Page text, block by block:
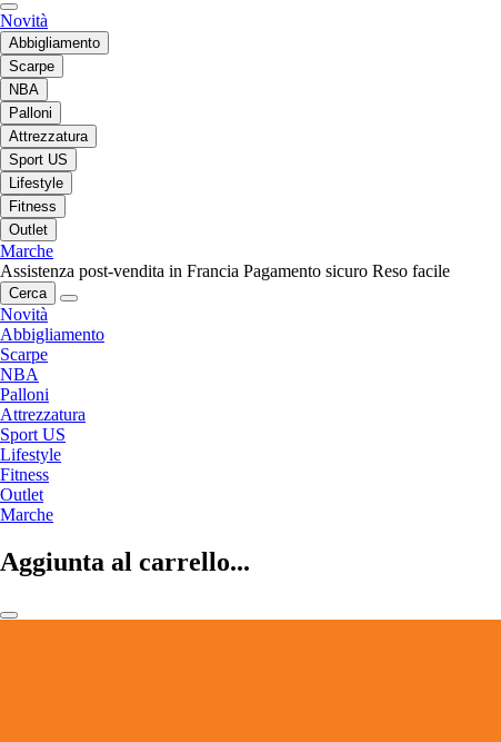
Novità
Abbigliamento
Scarpe
NBA
Palloni
Attrezzatura
Sport US
Lifestyle
Fitness
Outlet
Marche
Assistenza post-vendita in Francia Pagamento sicuro Reso facile
Cerca
Novità
Abbigliamento
Scarpe
NBA
Palloni
Attrezzatura
Sport US
Lifestyle
Fitness
Outlet
Marche
Aggiunta al carrello...